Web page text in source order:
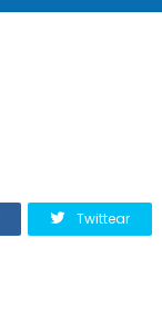
Twittear